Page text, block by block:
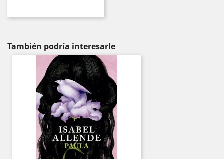
También podría interesarle